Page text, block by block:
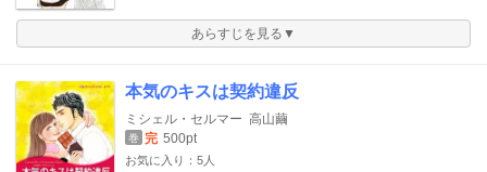
あらすじを見る▼
本気のキスは契約違反
ミシェル・セルマー 高山繭
巻 完 500pt
お気に入り：5人